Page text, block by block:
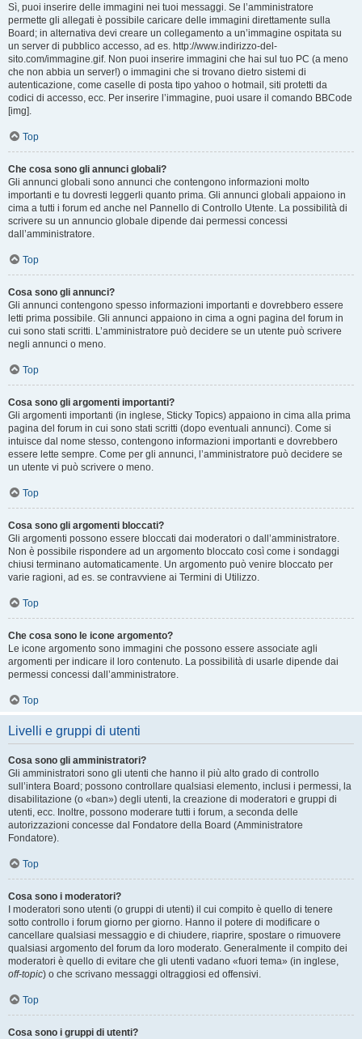
Sì, puoi inserire delle immagini nei tuoi messaggi. Se l’amministratore
permette gli allegati è possibile caricare delle immagini direttamente sulla
Board; in alternativa devi creare un collegamento a un’immagine ospitata su
un server di pubblico accesso, ad es. http://www.indirizzo-del-
sito.com/immagine.gif. Non puoi inserire immagini che hai sul tuo PC (a meno
che non abbia un server!) o immagini che si trovano dietro sistemi di
autenticazione, come caselle di posta tipo yahoo o hotmail, siti protetti da
codici di accesso, ecc. Per inserire l’immagine, puoi usare il comando BBCode
[img].
Top
Che cosa sono gli annunci globali?
Gli annunci globali sono annunci che contengono informazioni molto
importanti e tu dovresti leggerli quanto prima. Gli annunci globali appaiono in
cima a tutti i forum ed anche nel Pannello di Controllo Utente. La possibilità di
scrivere su un annuncio globale dipende dai permessi concessi
dall’amministratore.
Top
Cosa sono gli annunci?
Gli annunci contengono spesso informazioni importanti e dovrebbero essere
letti prima possibile. Gli annunci appaiono in cima a ogni pagina del forum in
cui sono stati scritti. L’amministratore può decidere se un utente può scrivere
negli annunci o meno.
Top
Cosa sono gli argomenti importanti?
Gli argomenti importanti (in inglese, Sticky Topics) appaiono in cima alla prima
pagina del forum in cui sono stati scritti (dopo eventuali annunci). Come si
intuisce dal nome stesso, contengono informazioni importanti e dovrebbero
essere lette sempre. Come per gli annunci, l’amministratore può decidere se
un utente vi può scrivere o meno.
Top
Cosa sono gli argomenti bloccati?
Gli argomenti possono essere bloccati dai moderatori o dall’amministratore.
Non è possibile rispondere ad un argomento bloccato così come i sondaggi
chiusi terminano automaticamente. Un argomento può venire bloccato per
varie ragioni, ad es. se contravviene ai Termini di Utilizzo.
Top
Che cosa sono le icone argomento?
Le icone argomento sono immagini che possono essere associate agli
argomenti per indicare il loro contenuto. La possibilità di usarle dipende dai
permessi concessi dall’amministratore.
Top
Livelli e gruppi di utenti
Cosa sono gli amministratori?
Gli amministratori sono gli utenti che hanno il più alto grado di controllo
sull’intera Board; possono controllare qualsiasi elemento, inclusi i permessi, la
disabilitazione (o «ban») degli utenti, la creazione di moderatori e gruppi di
utenti, ecc. Inoltre, possono moderare tutti i forum, a seconda delle
autorizzazioni concesse dal Fondatore della Board (Amministratore
Fondatore).
Top
Cosa sono i moderatori?
I moderatori sono utenti (o gruppi di utenti) il cui compito è quello di tenere
sotto controllo i forum giorno per giorno. Hanno il potere di modificare o
cancellare qualsiasi messaggio e di chiudere, riaprire, spostare o rimuovere
qualsiasi argomento del forum da loro moderato. Generalmente il compito dei
moderatori è quello di evitare che gli utenti vadano «fuori tema» (in inglese,
off-topic) o che scrivano messaggi oltraggiosi ed offensivi.
Top
Cosa sono i gruppi di utenti?